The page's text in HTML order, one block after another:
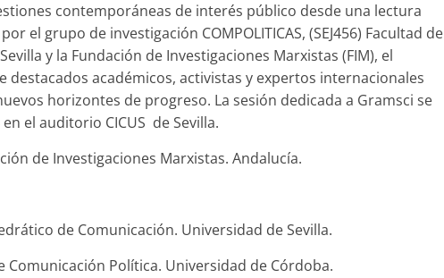
contemporáneas de interés público desde una lectura
el grupo de investigación COMPOLITICAS, (SEJ456) Facultad de
y la Fundación de Investigaciones Marxistas (FIM), el
académicos, activistas y expertos internacionales
horizontes de progreso. La sesión dedicada a Gramsci se
el auditorio CICUS de Sevilla.
de Investigaciones Marxistas. Andalucía.
de Comunicación. Universidad de Sevilla.
Comunicación Política. Universidad de Córdoba.